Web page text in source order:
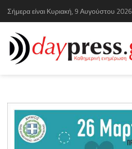
Σήμερα είναι Κυριακή, 9 Αυγούστου 2026